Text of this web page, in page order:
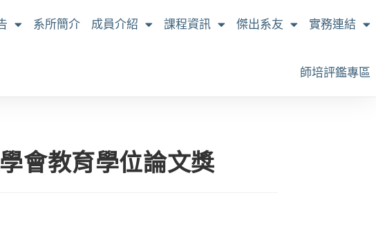
系所簡介 成員介紹 課程資訊 傑出系友 實務連結
師培評鑑專區
會教育學位論文獎